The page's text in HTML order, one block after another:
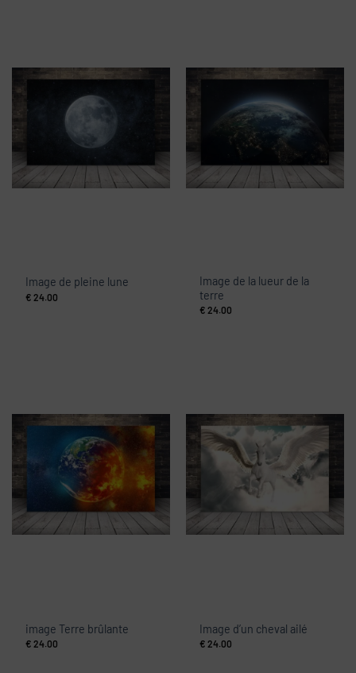
Image de pleine lune
€ 24.00
Image de la lueur de la
terre
€ 24.00
image Terre brûlante
€ 24.00
Image d’un cheval ailé
€ 24.00